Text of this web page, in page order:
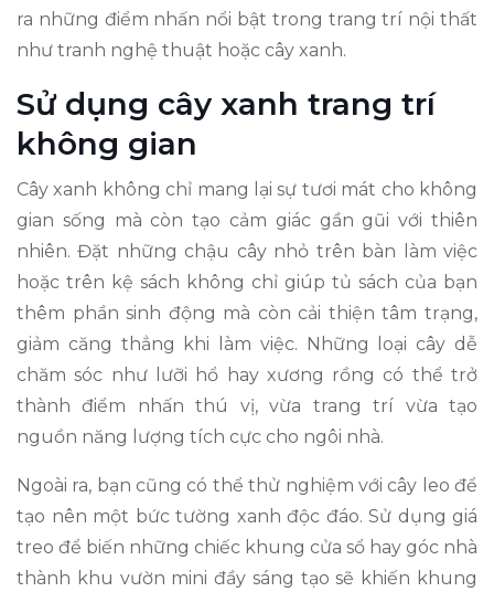
ra những điểm nhấn nổi bật trong trang trí nội thất
như tranh nghệ thuật hoặc cây xanh.
Sử dụng cây xanh trang trí
không gian
Cây xanh không chỉ mang lại sự tươi mát cho không
gian sống mà còn tạo cảm giác gần gũi với thiên
nhiên. Đặt những chậu cây nhỏ trên bàn làm việc
hoặc trên kệ sách không chỉ giúp tủ sách của bạn
thêm phần sinh động mà còn cải thiện tâm trạng,
giảm căng thẳng khi làm việc. Những loại cây dễ
chăm sóc như lưỡi hổ hay xương rồng có thể trở
thành điểm nhấn thú vị, vừa trang trí vừa tạo
nguồn năng lượng tích cực cho ngôi nhà.
Ngoài ra, bạn cũng có thể thử nghiệm với cây leo để
tạo nên một bức tường xanh độc đáo. Sử dụng giá
treo để biến những chiếc khung cửa sổ hay góc nhà
thành khu vườn mini đầy sáng tạo sẽ khiến khung